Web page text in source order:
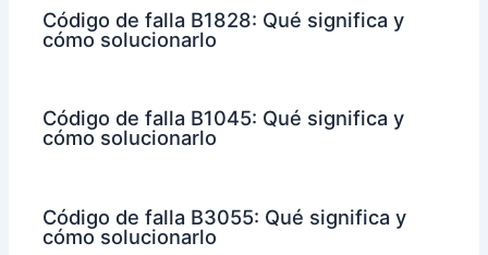
Código de falla B1828: Qué significa y
cómo solucionarlo
Código de falla B1045: Qué significa y
cómo solucionarlo
Código de falla B3055: Qué significa y
cómo solucionarlo